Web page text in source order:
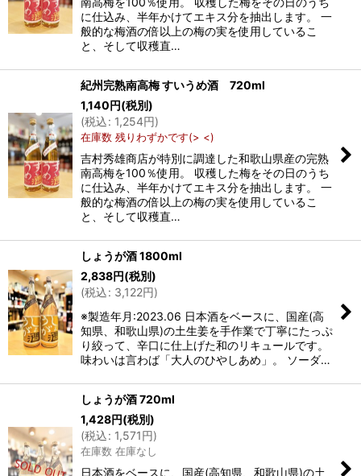
に仕込み、半年かけてエキス分を抽出します。 一
般的な梅酒の倍以上の梅の実を使用しているこ
と、そして収穫直…
紀州完熟南高梅 すいうめ酒 720ml
1,140円(税別)
(税込: 1,254円)
在庫数 残りわずかです(> <)
吉村秀雄商店が特別に調達した和歌山県産の完熟
南高梅を100％使用。 収穫した梅をその日のうち
に仕込み、半年かけてエキス分を抽出します。 一
般的な梅酒の倍以上の梅の実を使用しているこ
と、そして収穫直…
しょうが酒 1800ml
2,838円(税別)
(税込: 3,122円)
※製造年月:2023.06 日本酒をベースに、国産(高
知県、和歌山県)の土生姜を手作業で丁寧にたっぷ
り絞って、辛口に仕上げた和のリキュールです。
味わいは言わば「大人のひやしあめ」。 ソーダ…
しょうが酒 720ml
1,428円(税別)
(税込: 1,571円)
在庫数 在庫なし
日本酒をベースに、国産(高知県、和歌山県)の土